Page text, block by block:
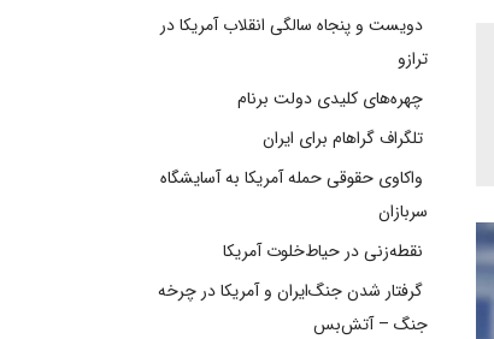
دویست و پنجاه سالگی انقلاب آمریکا در
ترازو
چهره‌های کلیدی دولت برنام
تلگراف گراهام برای ایران
واکاوی حقوقی حمله آمریکا به آسایشگاه
سربازان
نقطه‌زنی در حیاط‌خلوت آمریکا
گرفتار شدن جنگ‌ایران و آمریکا در چرخه
جنگ – آتش‌بس